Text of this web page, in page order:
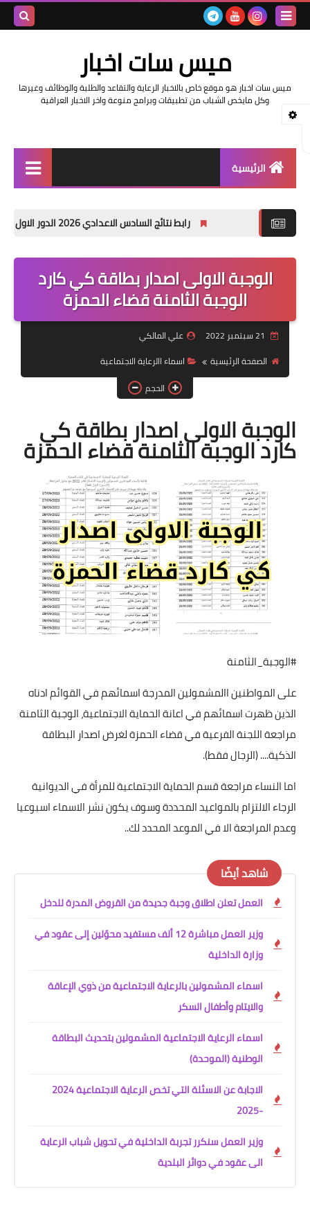
ميس سات اخبار
ميس سات اخبار هو موقع خاص بالاخبار الرعاية والتقاعد والطلبة والوظائف وغيرها
وكل مايخص الشباب من تطبيقات وبرامج منوعة واخر الاخبار العراقية
الرئيسية
اخبار وزارة التربية والتعليم
اخبار العراق والعالم
اخبار وزارة العمل وهيئة
قسم التطبيقات
قطع الاراضي
رابط نتائج السادس الاعدادي 2026 الدور الاول في العراق | موقع نتائجنا
الوجبة الاولى اصدار بطاقة كي كارد
الوجبة الثامنة قضاء الحمزة
علي المالكي
الصفحة الرئيسية
اسماء االرعاية الاجتماعية
الحجم
الوجبة الاولى اصدار بطاقة كي
كارد الوجبة الثامنة قضاء الحمزة
#الوجبة_الثامنة
على المواطنين االمشمولين المدرجة اسمائهم في القوائم ادناه
الذين ظهرت اسمائهم في اعانة الحماية الاجتماعية، الوجبة الثامنة
مراجعة اللجنة الفرعية في قضاء الحمزة لغرض اصدار البطاقة
الذكية.... (الرجال فقط).
اما النساء مراجعة قسم الحماية الاجتماعية للمرأة في الديوانية
الرجاء الالتزام بالمواعيد المحددة وسوف يكون نشر الاسماء اسبوعيا
وعدم المراجعة الا في الموعد المحدد لك..
شاهد أيضًا
العمل تعلن اطلاق وجبة جديدة من القروض المدرة للدخل
وزير العمل مباشرة 12 ألف مستفيد محوّلين إلى عقود في
وزارة الداخلية
اسماء المشمولين بالرعاية الاجتماعية من ذوي الإعاقة
والايتام وأطفال السكر
اسماء الرعاية الاجتماعية المشمولين بتحديث البطاقة
الوطنية (الموحدة)
الاجابة عن الاسئلة التي تخص الرعاية الاجتماعية 2024
-2025
وزير العمل سنكرر تجربة الداخلية في تحويل شباب الرعاية
الى عقود في دوائر البلدية